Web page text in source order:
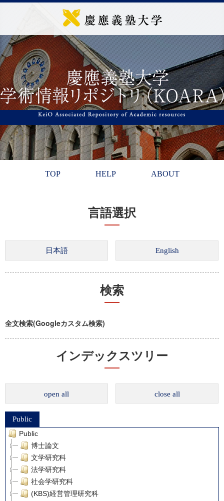
TOP HELP ABOUT
言語選択
検索
全文検索(Googleカスタム検索)
インデックスツリー
open all close all
Public
Public
博士論文
文学研究科
法学研究科
社会学研究科
(KBS)経営管理研究科